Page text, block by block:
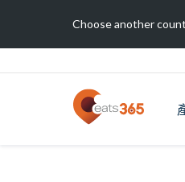
Choose another